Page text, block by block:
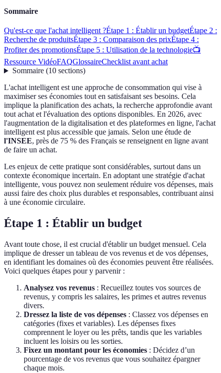
Sommaire
Qu'est-ce que l'achat intelligent ?Étape 1 : Établir un budgetÉtape 2 :
Recherche de produitsÉtape 3 : Comparaison des prixÉtape 4 :
Profiter des promotionsÉtape 5 : Utilisation de la technologie📺
Ressource VidéoFAQGlossaireChecklist avant achat
Sommaire(10 sections)
L'achat intelligent est une approche de consommation qui vise à
maximiser ses économies tout en satisfaisant ses besoins. Cela
implique la planification des achats, la recherche approfondie avant
tout achat et l'évaluation des options disponibles. En 2026, avec
l'augmentation de la digitalisation et des plateformes en ligne, l'achat
intelligent est plus accessible que jamais. Selon une étude de
l'INSEE, près de 75 % des Français se renseignent en ligne avant
de faire un achat.
Les enjeux de cette pratique sont considérables, surtout dans un
contexte économique incertain. En adoptant une stratégie d'achat
intelligente, vous pouvez non seulement réduire vos dépenses, mais
aussi faire des choix plus durables et responsables, contribuant ainsi
à une économie circulaire.
Étape 1 : Établir un budget
Avant toute chose, il est crucial d'établir un budget mensuel. Cela
implique de dresser un tableau de vos revenus et de vos dépenses,
en identifiant les domaines où des économies peuvent être réalisées.
Voici quelques étapes pour y parvenir :
Analysez vos revenus : Recueillez toutes vos sources de
revenus, y compris les salaires, les primes et autres revenus
divers.
Dressez la liste de vos dépenses : Classez vos dépenses en
catégories (fixes et variables). Les dépenses fixes
comprennent le loyer ou les prêts, tandis que les variables
incluent les loisirs ou les sorties.
Fixez un montant pour les économies : Décidez d’un
pourcentage de vos revenus que vous souhaitez épargner
chaque mois.